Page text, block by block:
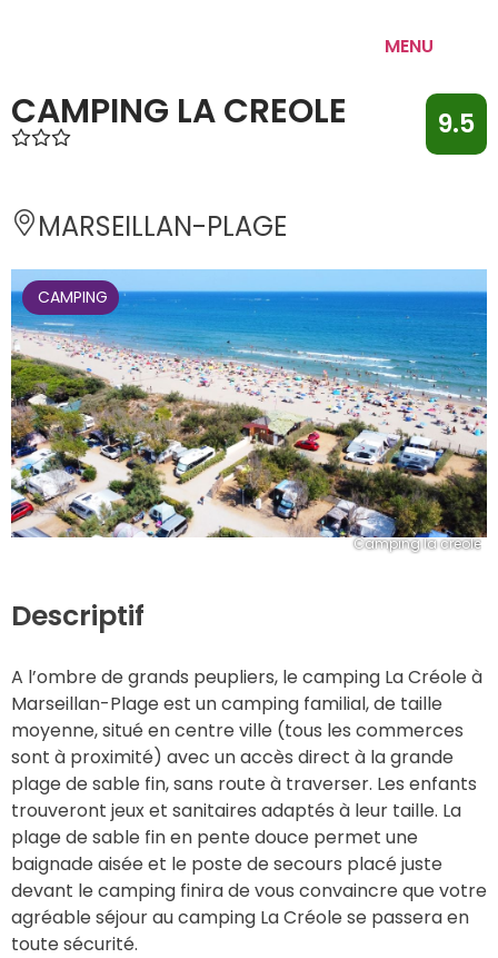
MENU
CAMPING LA CREOLE 9.5
MARSEILLAN-PLAGE
Camping la creole
CAMPING
Descriptif
A l’ombre de grands peupliers, le camping La Créole à
Marseillan-Plage est un camping familial, de taille
moyenne, situé en centre ville (tous les commerces
sont à proximité) avec un accès direct à la grande
plage de sable fin, sans route à traverser. Les enfants
trouveront jeux et sanitaires adaptés à leur taille. La
plage de sable fin en pente douce permet une
baignade aisée et le poste de secours placé juste
devant le camping finira de vous convaincre que votre
agréable séjour au camping La Créole se passera en
toute sécurité.